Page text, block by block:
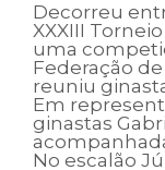
Decorreu
XXXIII
uma
Federação
reuniu
Em
ginastas
No escalão